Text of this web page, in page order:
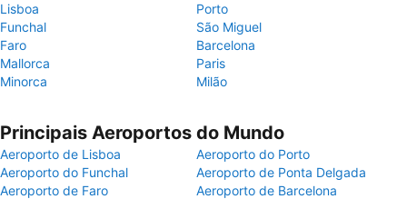
Lisboa
Porto
Funchal
São Miguel
Faro
Barcelona
Mallorca
Paris
Minorca
Milão
Principais Aeroportos do Mundo
Aeroporto de Lisboa
Aeroporto do Porto
Aeroporto do Funchal
Aeroporto de Ponta Delgada
Aeroporto de Faro
Aeroporto de Barcelona